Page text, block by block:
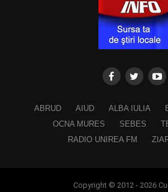
ABRUD AIUD ALBA IULIA
OCNA MURES
SEBES
RADIO UNIREA FM
Copyright © 2012 - 2026